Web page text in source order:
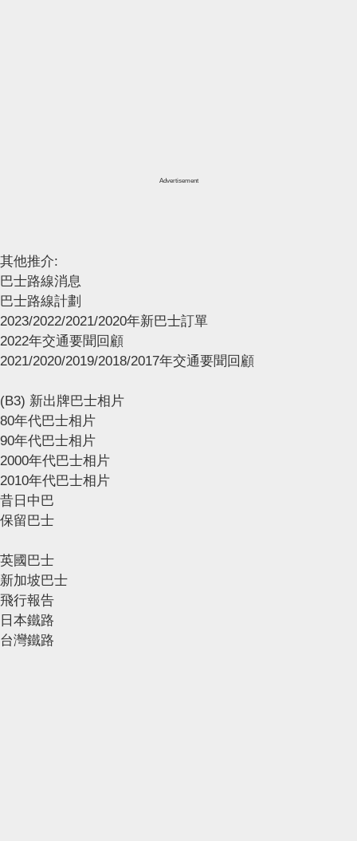
Advertisement
其他推介:
巴士路線消息
巴士路線計劃
2023/2022/2021/2020年新巴士訂單
2022年交通要聞回顧
2021/2020/2019/2018/2017年交通要聞回顧
(B3) 新出牌巴士相片
80年代巴士相片
90年代巴士相片
2000年代巴士相片
2010年代巴士相片
昔日中巴
保留巴士
英國巴士
新加坡巴士
飛行報告
日本鐵路
台灣鐵路